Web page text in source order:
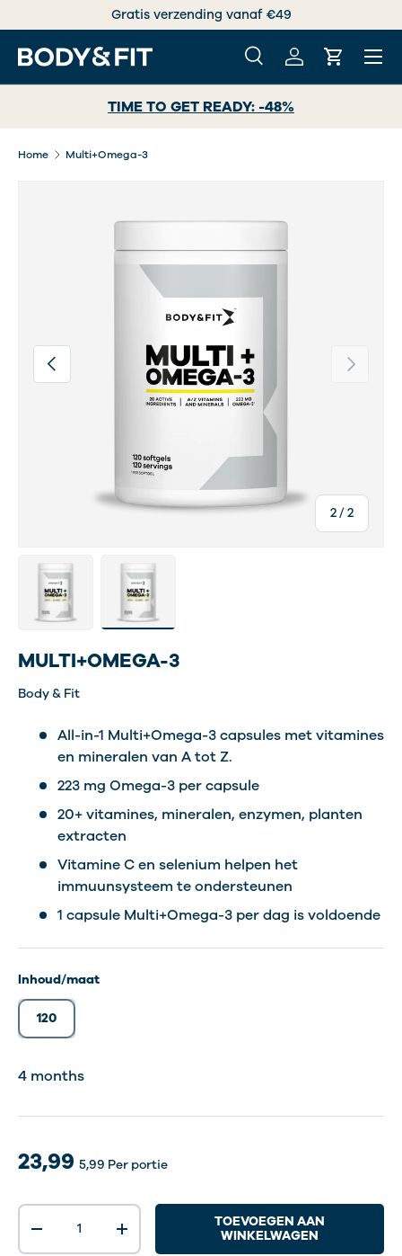
GA NAAR INHOUD
Gratis verzending vanaf €49
Zoeken
ZoekenInloggen
Menu
TIME TO GET READY: -48%
Home Multi+Omega-3
Vorige
2/van
2
Volgende
Laad afbeelding 1 in gallerij-weergave
Laad afbeelding 2 in gallerij-weergave
MULTI+OMEGA-3
Body & Fit
All-in-1 Multi+Omega-3 capsules met vitamines
en mineralen van A tot Z.
223 mg Omega-3 per capsule
20+ vitamines, mineralen, enzymen, planten
extracten
Vitamine C en selenium helpen het
immuunsysteem te ondersteunen
1 capsule Multi+Omega-3 per dag is voldoende
Inhoud/maat
120
4 months
23,99 5,99 Per portie
Aantal
-
+
TOEVOEGEN AAN
WINKELWAGEN